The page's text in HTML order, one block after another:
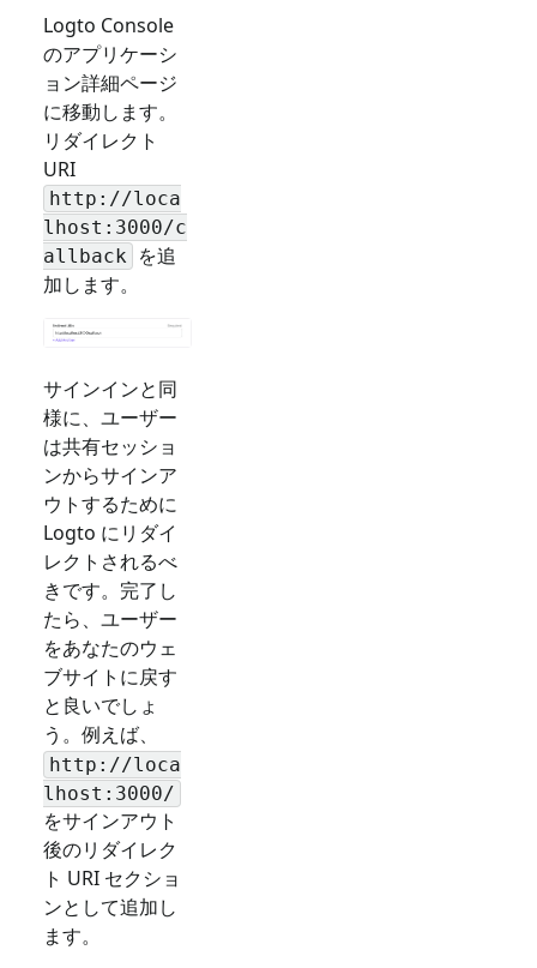
Logto Console
のアプリケーシ
ョン詳細ページ
に移動します。
リダイレクト
URI
http://loca
lhost:3000/c
allback を追
加します。
サインインと同
様に、ユーザー
は共有セッショ
ンからサインア
ウトするために
Logto にリダイ
レクトされるべ
きです。完了し
たら、ユーザー
をあなたのウェ
ブサイトに戻す
と良いでしょ
う。例えば、
http://loca
lhost:3000/
をサインアウト
後のリダイレク
ト URI セクショ
ンとして追加し
ます。